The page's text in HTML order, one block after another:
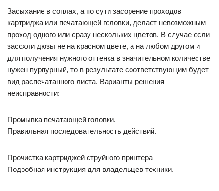
Засыхание в соплах, а по сути засорение проходов
картриджа или печатающей головки, делает невозможным
проход одного или сразу нескольких цветов. В случае если
засохли дюзы не на красном цвете, а на любом другом и
для получения нужного оттенка в значительном количестве
нужен пурпурный, то в результате соответствующим будет
вид распечатанного листа. Варианты решения
неисправности:
Промывка печатающей головки.
Правильная последовательность действий.
Прочистка картриджей струйного принтера
Подробная инструкция для владельцев техники.